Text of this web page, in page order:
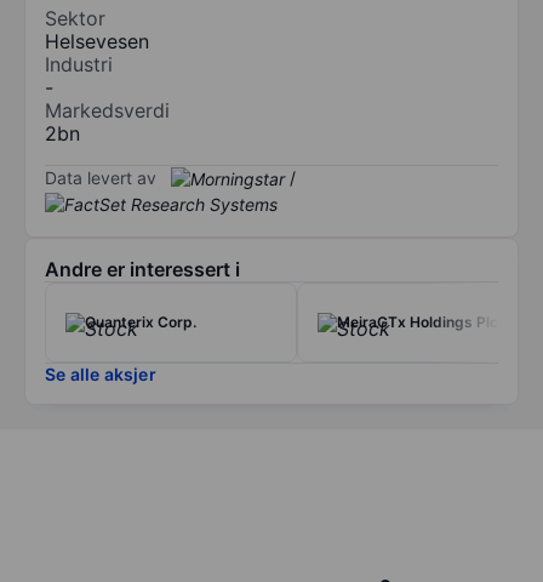
Sektor
Helsevesen
Industri
-
Markedsverdi
2bn
Data levert av /
Andre er interessert i
Quanterix Corp. MeiraGTx Holdings Plc
Se alle aksjer